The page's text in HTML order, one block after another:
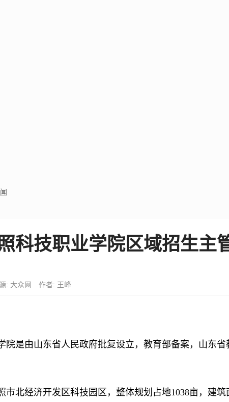
科技职业学院区域招生主
: 大众网 作者: 王峰
是由山东省人民政府批复设立，教育部备案，山东省
经济开发区科技园区，整体规划占地1038亩，建筑